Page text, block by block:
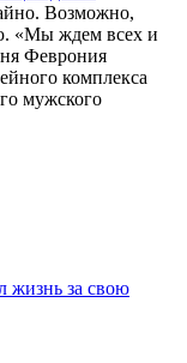
Возможно,
«Мы ждем всех и
Феврония
комплекса
мужского
жизнь за свою